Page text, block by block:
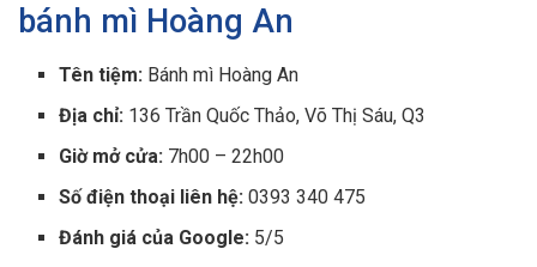
bánh mì Hoàng An
Tên tiệm: Bánh mì Hoàng An
Địa chỉ: 136 Trần Quốc Thảo, Võ Thị Sáu, Q3
Giờ mở cửa: 7h00 – 22h00
Số điện thoại liên hệ: 0393 340 475
Đánh giá của Google: 5/5